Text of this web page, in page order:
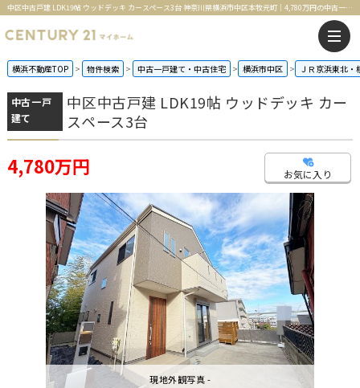
中区中古戸建 LDK19帖 ウッドデッキ カースペース3台 神奈川県横浜市中区本牧元町｜4,780万円の中古一戸建て｜センチュリー21マイホーム
横浜不動産TOP 物件検索 中古一戸建て・中古住宅 横浜市中区 ＪＲ京浜東北・
中古一戸
建て
中区中古戸建 LDK19帖 ウッドデッキ カー
スペース3台
4,780万円 お気に入り
現地外観写真 -